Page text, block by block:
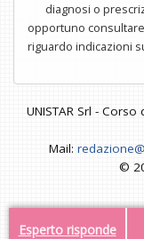
Esperto risponde
diagnosi o
opportuno
riguardo indicazioni
UNISTAR Srl -
Mail:
©